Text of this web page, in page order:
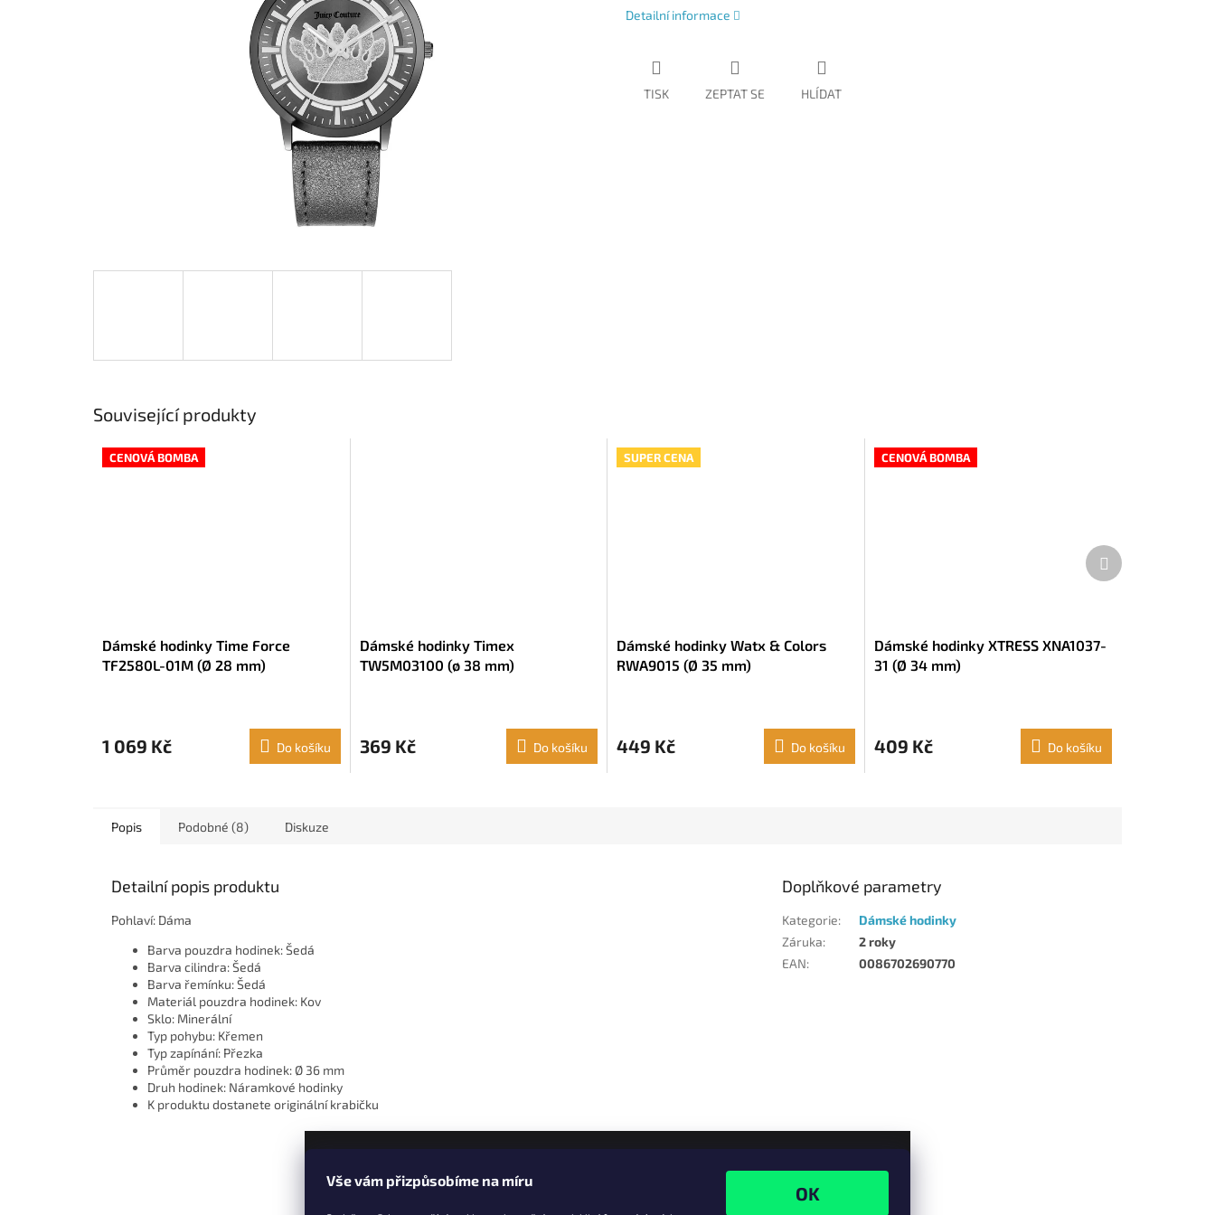
Vše vám přizpůsobíme na míru
Detailní informace
TISK ZEPTAT SE HLÍDAT
Související produkty
CENOVÁ BOMBA
Dámské hodinky Time Force
TF2580L-01M (Ø 28 mm)
1 069 Kč Do košíku
Dámské hodinky Timex
TW5M03100 (ø 38 mm)
369 Kč Do košíku
SUPER CENA
Dámské hodinky Watx & Colors
RWA9015 (Ø 35 mm)
449 Kč Do košíku
CENOVÁ BOMBA
Dámské hodinky XTRESS XNA1037-
31 (Ø 34 mm)
409 Kč Do košíku
Další
produkt
Popis Podobné (8) Diskuze
Detailní popis produktu
Pohlaví: Dáma
Barva pouzdra hodinek: Šedá
Barva cilindra: Šedá
Barva řemínku: Šedá
Materiál pouzdra hodinek: Kov
Sklo: Minerální
Typ pohybu: Křemen
Typ zapínání: Přezka
Průměr pouzdra hodinek: Ø 36 mm
Druh hodinek: Náramkové hodinky
K produktu dostanete originální krabičku
Doplňkové parametry
Kategorie:
Dámské hodinky
Záruka:
2 roky
EAN: 0086702690770